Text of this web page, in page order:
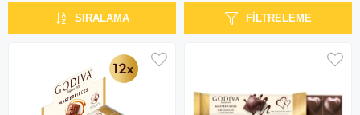
FILTRELEME
SIRALAMA